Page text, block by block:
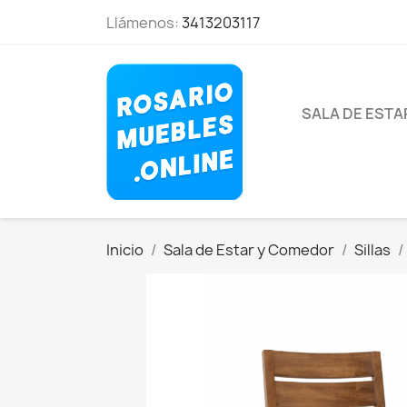
Llámenos:3413203117
SALA DE
Inicio Sala de Estar y Comedor Sillas